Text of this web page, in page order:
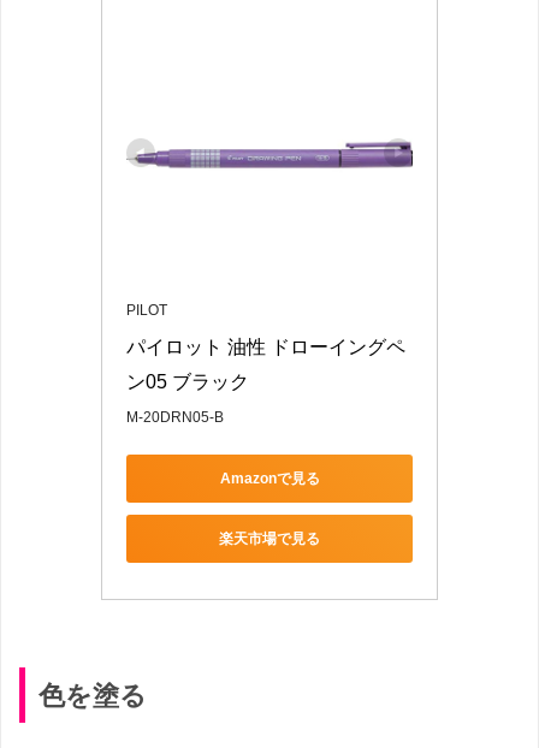
PILOT
パイロット 油性 ドローイングペ
ン05 ブラック
M-20DRN05-B
Amazonで見る
楽天市場で見る
色を塗る